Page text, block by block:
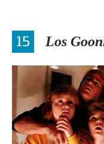
15 Los